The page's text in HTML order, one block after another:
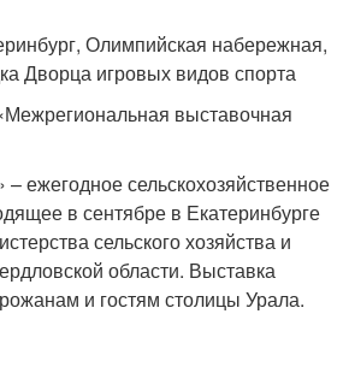
Олимпийская набережная,
Дворца игровых видов спорта
выставочная
сельскохозяйственное
в сентябре в Екатеринбурге
сельского хозяйства и
области. Выставка
и гостям столицы Урала.